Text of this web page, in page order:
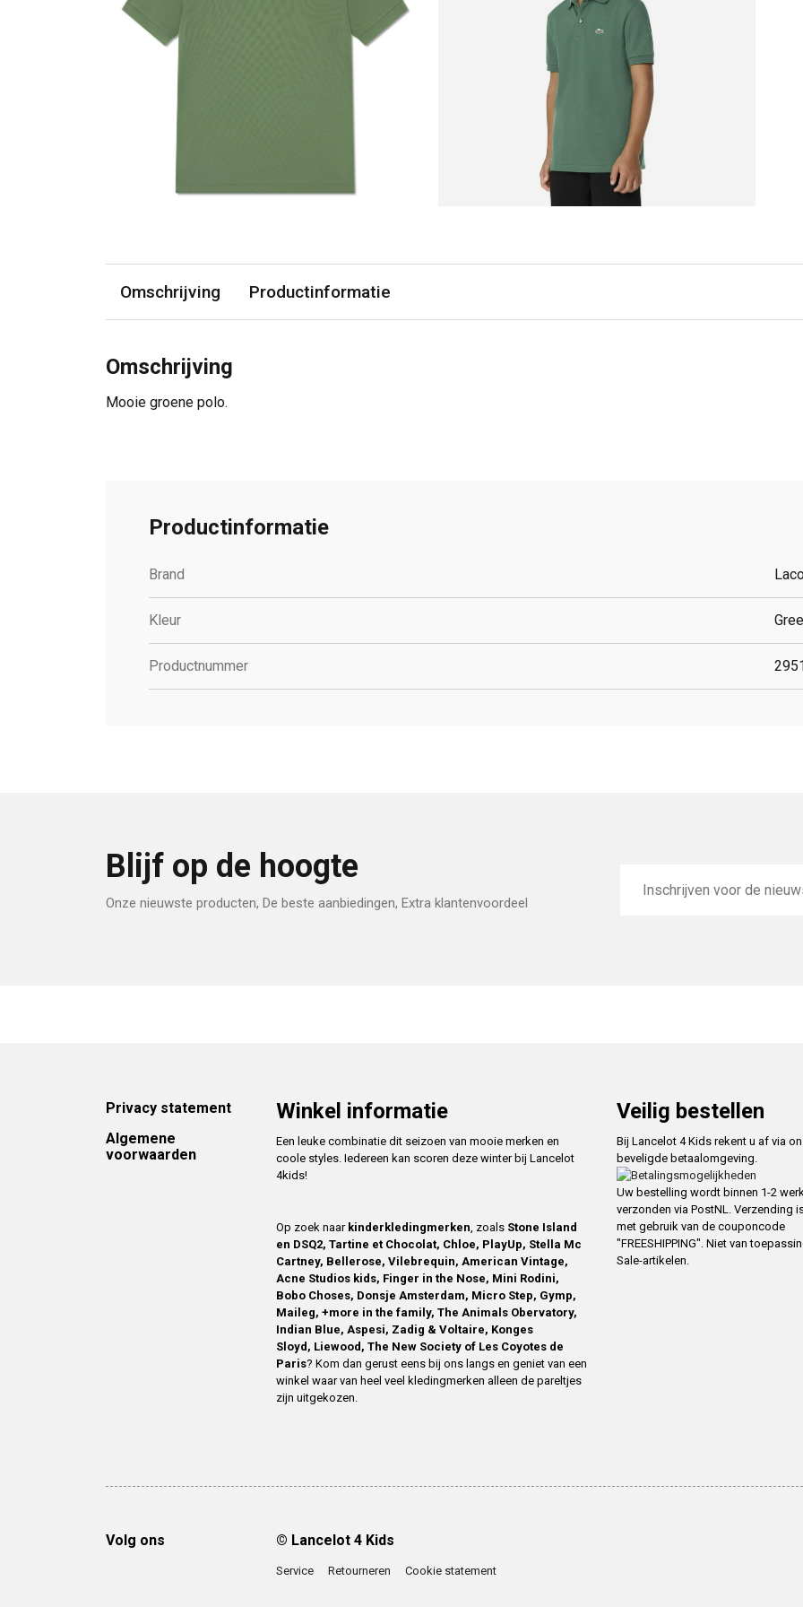
Omschrijving Productinformatie
Omschrijving
Mooie groene polo.
Productinformatie
Brand
Kleur
Productnummer
Blijf op de hoogte
Onze nieuwste producten, De beste aanbiedingen, Extra klantenvoordeel
mailadres
Footer
Privacy statement
Algemene
voorwaarden
Winkel informatie
Een leuke combinatie dit seizoen van mooie merken en
coole styles. Iedereen kan scoren deze winter bij Lancelot
4kids!
Op zoek naar kinderkledingmerken , zoals Stone Island
en DSQ2, Tartine et Chocolat, Chloe, PlayUp, Stella Mc
Cartney, Bellerose, Vilebrequin, American Vintage,
Acne Studios kids, Finger in the Nose, Mini Rodini,
Bobo Choses, Donsje Amsterdam, Micro Step, Gymp,
Maileg, +more in the family, The Animals Obervatory,
Indian Blue, Aspesi, Zadig & Voltaire, Konges
Sloyd, Liewood, The New Society of Les Coyotes de
Paris? Kom dan gerust eens bij ons langs en geniet van een
winkel waar van heel veel kledingmerken alleen de pareltjes
zijn uitgekozen.
Veilig bestellen
Bij Lancelot 4 Kids rekent u af via
beveligde betaalomgeving.
Uw bestelling wordt binnen 1-2
verzonden via PostNL. Verzending
met gebruik van de couponcode
"FREESHIPPING". Niet van
Sale-artikelen.
Volg ons © Lancelot 4 Kids
Service Retourneren Cookie statement